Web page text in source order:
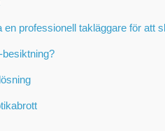
en professionell takläggare för att